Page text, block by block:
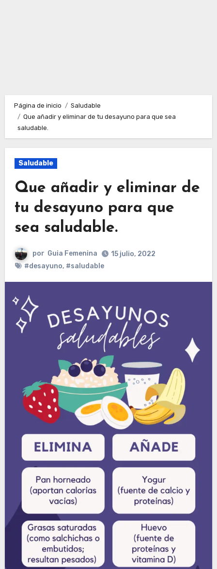
Página de inicio
Saludable
Que añadir y eliminar de tu desayuno para que sea
saludable.
Saludable
Que añadir y eliminar de
tu desayuno para que
sea saludable.
por Guia Femenina
15 julio, 2022
#desayuno, #saludable